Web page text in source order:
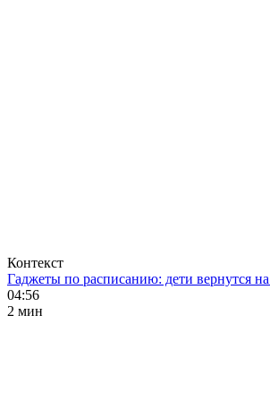
Контекст
Гаджеты по расписанию: дети вернутся
04:56
2 мин